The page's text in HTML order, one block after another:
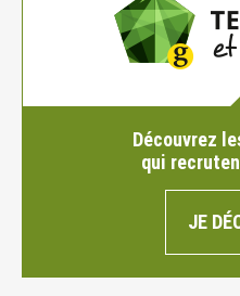
Découvrez
qui
JE